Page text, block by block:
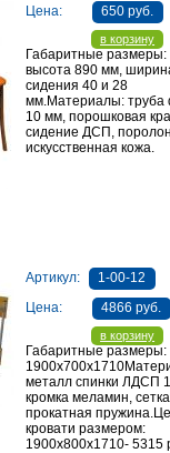
Цена:
650 руб.
в корзину
Габаритные размеры:
высота 890 мм,
сидения 40 и 28
мм.Материалы: труба
10 мм, порошковая
сидение ДСП,
искусственная кожа.
Артикул:
1-00-12
Цена:
4866 руб.
в корзину
Габаритные размеры:
металл спинки ЛДСП
кромка меламин, сетка
прокатная
кровати размером:
1900х800х1710- 5315